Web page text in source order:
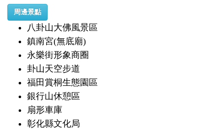
周邊景點
八卦山大佛風景區
鎮南宮(無底廟)
永樂街形象商圈
卦山天空步道
福田賞桐生態園區
銀行山休憩區
扇形車庫
彰化縣文化局